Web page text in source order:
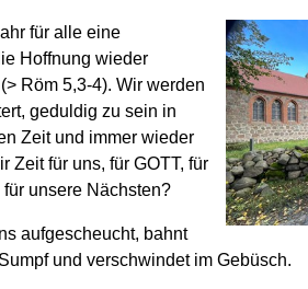
für alle eine
Hoffnung wieder
Röm 5,3-4). Wir werden
geduldig zu sein in
Zeit und immer wieder
Zeit für uns, für GOTT, für
unsere Nächsten?
aufgescheucht, bahnt
und verschwindet im Gebüsch.